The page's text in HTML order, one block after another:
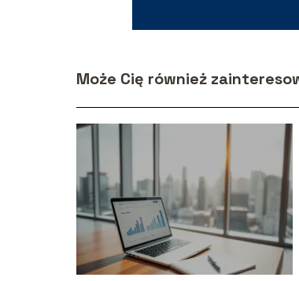
Może Cię również